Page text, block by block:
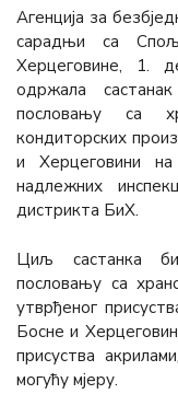
Агенција за
сарадњи са
Херцеговине, 1.
одржала
пословању са
кондиторских
и Херцеговини
надлежних
дистрикта БиХ.
Циљ састанка
пословању са
утврђеног
Босне и
присуства
могућу мјеру.